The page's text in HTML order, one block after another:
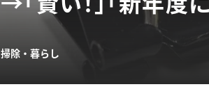
掃除・暮らし